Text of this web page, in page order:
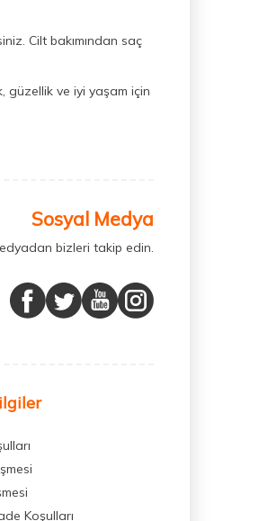
Cilt bakımından saç
güzellik ve iyi yaşam için
Sosyal Medya
bizleri takip edin.
Koşulları